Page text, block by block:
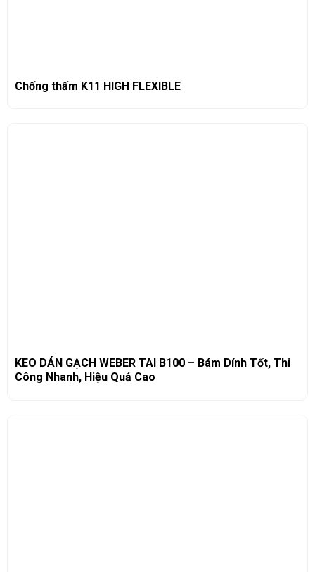
Chống thấm K11 HIGH FLEXIBLE
KEO DÁN GẠCH WEBER TAI B100 – Bám Dính Tốt, Thi
Công Nhanh, Hiệu Quả Cao